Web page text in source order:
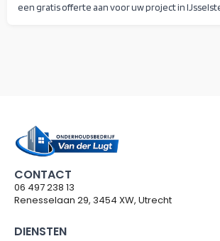
een gratis offerte aan voor uw project in
CONTACT
06 497 238 13
Renesselaan 29, 3454 XW, Utrecht
DIENSTEN